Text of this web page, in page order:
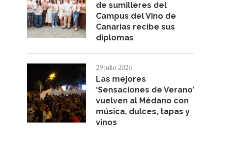
EXPERTOS ESTABLECEN LAS
BASES DE LA INNOVACIÓN Y...
26 junio 2023
de sumilleres del
Campus del Vino de
Canarias recibe sus
diplomas
29 julio 2026
Las mejores
‘Sensaciones de Verano’
vuelven al Médano con
música, dulces, tapas y
vinos